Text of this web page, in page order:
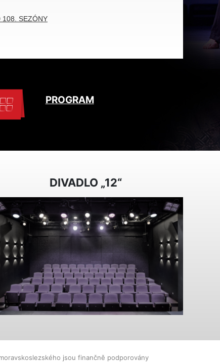
108. SEZÓNY
PROGRAM
DIVADLO „12“
jsou finančně podporovány